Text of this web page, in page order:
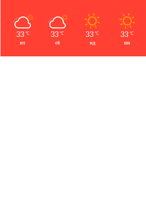
33 ℃
пт
33 ℃
сб
33 ℃
нд
33 ℃
пн